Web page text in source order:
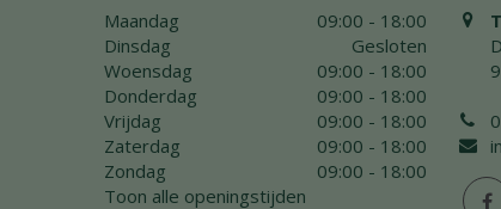
Maandag
09:00 - 18:00
Dinsdag
Gesloten
Woensdag
09:00 - 18:00
Donderdag
09:00 - 18:00
Vrijdag
09:00 - 18:00
Zaterdag
09:00 - 18:00
Zondag
09:00 - 18:00
Toon alle openingstijden